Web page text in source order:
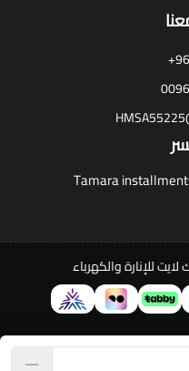
لايت للإنارة والكهرباء